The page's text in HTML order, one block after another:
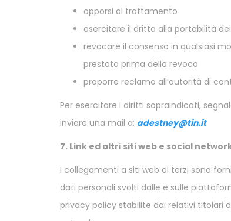
opporsi al trattamento
esercitare il dritto alla portabilità
revocare il consenso in qualsiasi
prestato prima della revoca
proporre reclamo all’autorità di
Per esercitare i diritti sopraindicati,
inviare una mail a: adestney@tin.it
7. Link ed altri siti web e social
I collegamenti a siti web di terzi sono
dati personali svolti dalle e sulle
privacy policy stabilite dai relativi titolari